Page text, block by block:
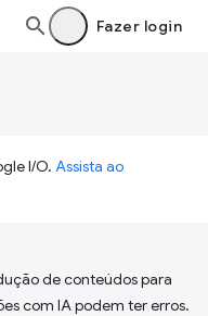
Fazer login
I/O. Assista ao
de conteúdos para
com IA podem ter erros.